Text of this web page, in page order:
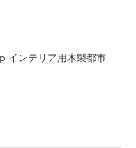
インテリア用木製都市